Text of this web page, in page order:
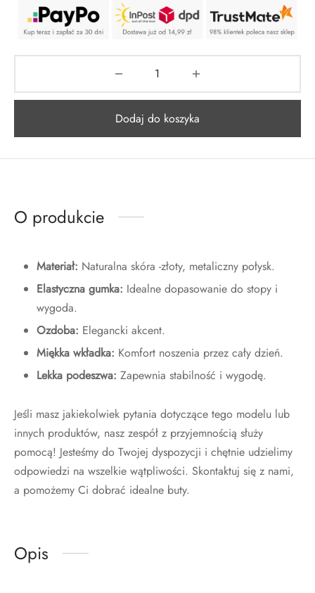
Dodaj do koszyka
O produkcie
Materiał: Naturalna skóra -złoty, metaliczny połysk.
Elastyczna gumka: Idealne dopasowanie do stopy i
wygoda.
Ozdoba: Elegancki akcent.
Miękka wkładka: Komfort noszenia przez cały dzień.
Lekka podeszwa: Zapewnia stabilność i wygodę.
Jeśli masz jakiekolwiek pytania dotyczące tego modelu lub
innych produktów, nasz zespół z przyjemnością służy
pomocą! Jesteśmy do Twojej dyspozycji i chętnie udzielimy
odpowiedzi na wszelkie wątpliwości. Skontaktuj się z nami,
a pomożemy Ci dobrać idealne buty.
Opis